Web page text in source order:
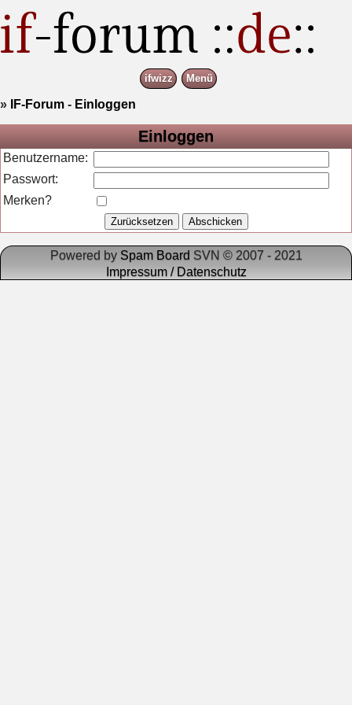
ifwizz Menü
» IF-Forum - Einloggen
Einloggen
Benutzername:
Passwort:
Merken?
Powered by Spam Board SVN © 2007 - 2021
Impressum / Datenschutz